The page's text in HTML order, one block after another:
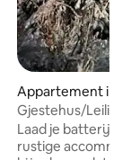
Appartement in
Gjestehus/
Laad je batterijen
rustige